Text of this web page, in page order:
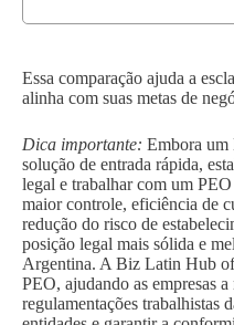
Essa comparação ajuda a
alinha com suas metas de
Dica importante: Embora um
solução de entrada rápida,
legal e trabalhar com um
maior controle, eficiência de
redução do risco de
posição legal mais sólida e
Argentina. A Biz Latin Hub
PEO, ajudando as empresas
regulamentações trabalhistas